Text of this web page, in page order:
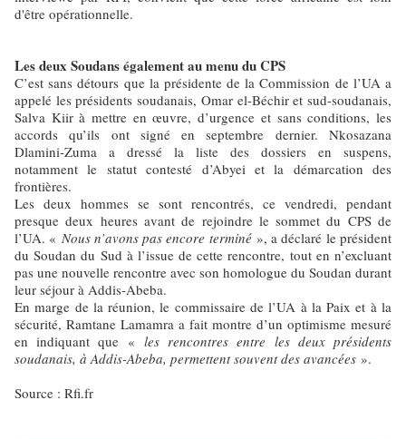
d'être opérationnelle.
Les deux Soudans également au menu du CPS
C’est sans détours que la présidente de la Commission de l’UA a
appelé les présidents soudanais, Omar el-Béchir et sud-soudanais,
Salva Kiir à mettre en œuvre, d’urgence et sans conditions, les
accords qu’ils ont signé en septembre dernier. Nkosazana
Dlamini-Zuma a dressé la liste des dossiers en suspens,
notamment le statut contesté d’Abyei et la démarcation des
frontières.
Les deux hommes se sont rencontrés, ce vendredi, pendant
presque deux heures avant de rejoindre le sommet du CPS de
l’UA. « Nous n’avons pas encore terminé», a déclaré le président
du Soudan du Sud à l’issue de cette rencontre, tout en n’excluant
pas une nouvelle rencontre avec son homologue du Soudan durant
leur séjour à Addis-Abeba.
En marge de la réunion, le commissaire de l’UA à la Paix et à la
sécurité, Ramtane Lamamra a fait montre d’un optimisme mesuré
en indiquant que « les rencontres entre les deux présidents
soudanais, à Addis-Abeba, permettent souvent des avancées ».
Source : Rfi.fr